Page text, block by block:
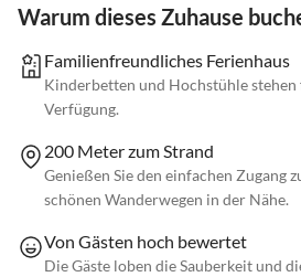
Warum dieses Zuhause
Familienfreundliches Ferienhaus
Kinderbetten und Hochstühle
Verfügung.
200 Meter zum Strand
Genießen Sie den einfachen Zugang
schönen Wanderwegen in der Nähe.
Von Gästen hoch bewertet
Die Gäste loben die Sauberkeit und